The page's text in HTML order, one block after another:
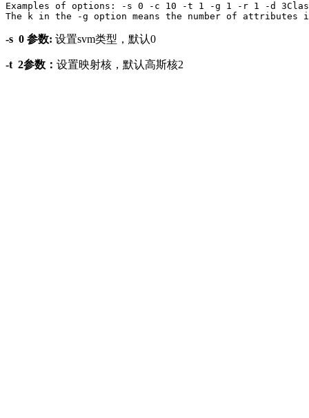
Examples of options: -s 0 -c 10 -t 1 -g 1 -r 1 -d 3
The k in the -g option means the number of attributes
-s 0 参数: 设置svm类型，默认0
-t 2参数： 设置映射核，默认高斯核2